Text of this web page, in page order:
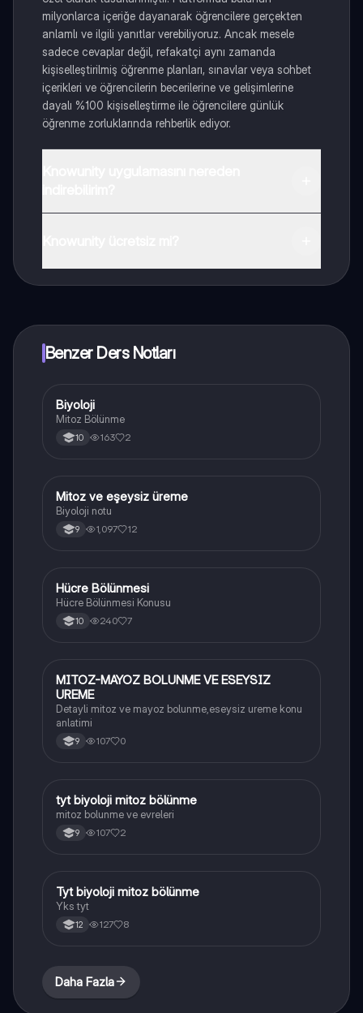
milyonlarca içeriğe dayanarak öğrencilere gerçekten
anlamlı ve ilgili yanıtlar verebiliyoruz. Ancak mesele
sadece cevaplar değil, refakatçi aynı zamanda
kişiselleştirilmiş öğrenme planları, sınavlar veya sohbet
içerikleri ve öğrencilerin becerilerine ve gelişimlerine
dayalı %100 kişiselleştirme ile öğrencilere günlük
öğrenme zorluklarında rehberlik ediyor.
Benzer Ders Notları
Biyoloji
Biyoloji
Mitoz Bölünme
10 163 2
Biyoloji
Mitoz ve eşeysiz üreme
Biyoloji notu
9 1,097 12
Biyoloji
Hücre Bölünmesi
Hücre Bölünmesi Konusu
10 240 7
Biyoloji
MITOZ-MAYOZ BOLUNME VE ESEYSIZ
UREME
Detayli mitoz ve mayoz bolunme,eseysiz ureme konu
anlatimi
9 107 0
Biyoloji
tyt biyoloji mitoz bölünme
mitoz bolunme ve evreleri
9 107 2
Biyoloji
Tyt biyoloji mitoz bölünme
Yks tyt
12 127 8
Daha Fazla